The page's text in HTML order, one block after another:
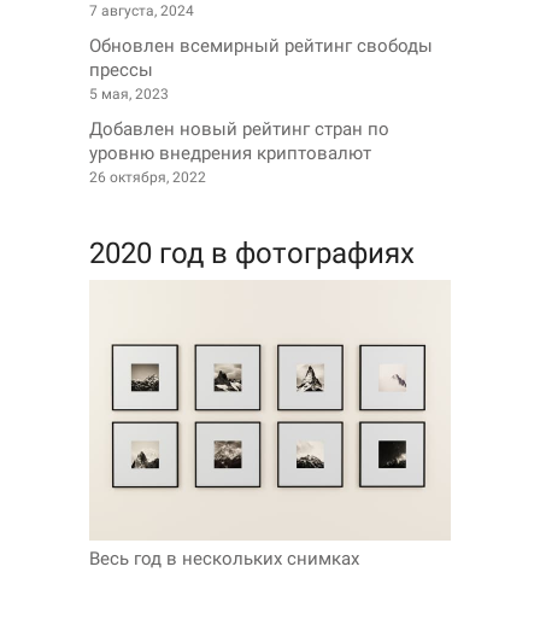
7 августа, 2024
Обновлен всемирный рейтинг свободы
прессы
5 мая, 2023
Добавлен новый рейтинг стран по
уровню внедрения криптовалют
26 октября, 2022
2020 год в фотографиях
Весь год в нескольких снимках